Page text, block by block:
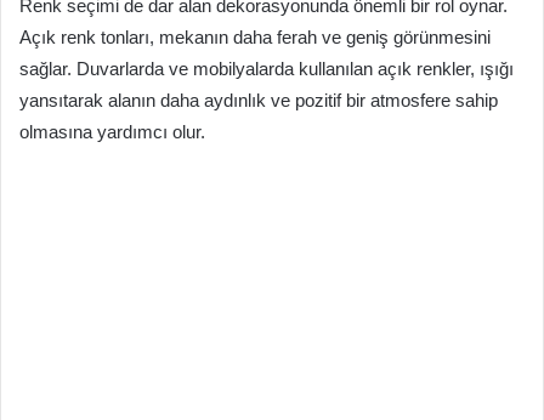
Renk seçimi de dar alan dekorasyonunda önemli bir rol oynar.
Açık renk tonları, mekanın daha ferah ve geniş görünmesini
sağlar. Duvarlarda ve mobilyalarda kullanılan açık renkler, ışığı
yansıtarak alanın daha aydınlık ve pozitif bir atmosfere sahip
olmasına yardımcı olur.